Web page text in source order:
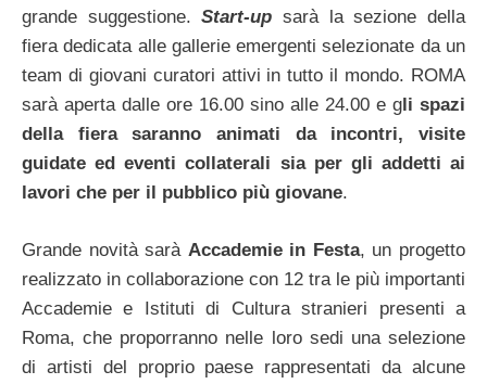
grande suggestione. Start-up sarà la sezione della
fiera dedicata alle gallerie emergenti selezionate da un
team di giovani curatori attivi in tutto il mondo. ROMA
sarà aperta dalle ore 16.00 sino alle 24.00 e gli spazi
della fiera saranno animati da incontri, visite
guidate ed eventi collaterali sia per gli addetti ai
lavori che per il pubblico più giovane.
Grande novità sarà Accademie in Festa, un progetto
realizzato in collaborazione con 12 tra le più importanti
Accademie e Istituti di Cultura stranieri presenti a
Roma, che proporranno nelle loro sedi una selezione
di artisti del proprio paese rappresentati da alcune